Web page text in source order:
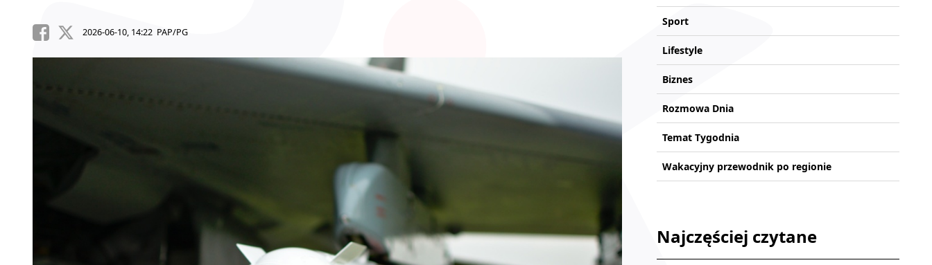
2026-06-10, 14:22 PAP/PG
Sport
Lifestyle
Biznes
Rozmowa Dnia
Temat Tygodnia
Wakacyjny przewodnik po regionie
Najczęściej czytane